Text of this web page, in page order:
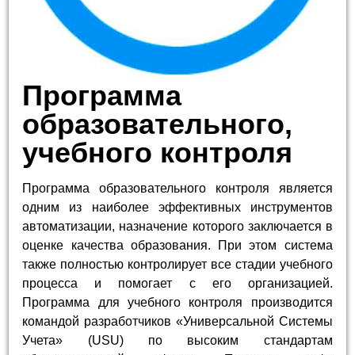
Программа
образовательного,
учебного контроля
Программа образовательного контроля является
одним из наиболее эффективных инструментов
автоматизации, назначение которого заключается в
оценке качества образования. При этом система
также полностью контролирует все стадии учебного
процесса и помогает с его организацией.
Программа для учебного контроля производится
командой разработчиков «Универсальной Системы
Учета» (USU) по высоким стандартам